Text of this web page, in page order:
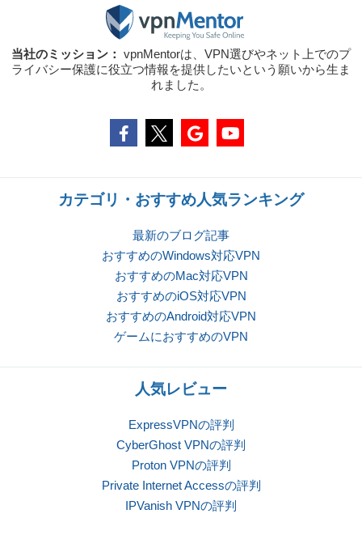
当社のミッション： vpnMentorは、VPN選びやネット上でのプ
ライバシー保護に役立つ情報を提供したいという願いから生ま
れました。
カテゴリ・おすすめ人気ランキング
最新のブログ記事
おすすめのWindows対応VPN
おすすめのMac対応VPN
おすすめのiOS対応VPN
おすすめのAndroid対応VPN
ゲームにおすすめのVPN
人気レビュー
ExpressVPNの評判
CyberGhost VPNの評判
Proton VPNの評判
Private Internet Accessの評判
IPVanish VPNの評判